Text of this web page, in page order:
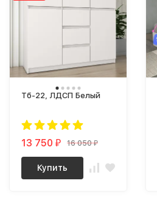
Тб-22, ЛДСП Белый
13 750 ₽ 16 050₽
Купить